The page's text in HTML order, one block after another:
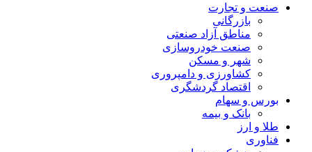
صنعت و تجارت
بازرگانی
مناطق آزاد صنعتی
صنعت خودروسازی
شهر و مسکن
کشاورزی و دامپروری
اقتصاد گردشگری
بورس و سهام
بانک و بیمه
طلا و ارز
فناوری